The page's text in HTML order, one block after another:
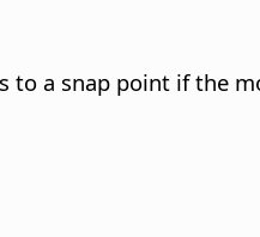
to a snap point if the